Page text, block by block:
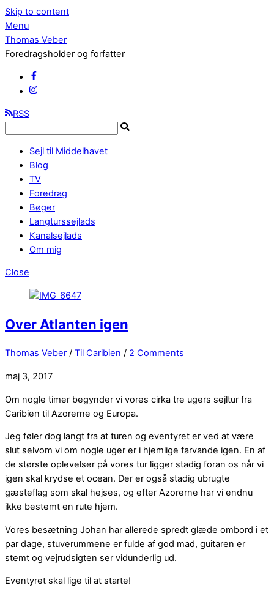
Skip to content
Menu
Thomas Veber
Foredragsholder og forfatter
RSS
Sejl til Middelhavet
Blog
TV
Foredrag
Bøger
Langturssejlads
Kanalsejlads
Om mig
Close
Over Atlanten igen
Thomas Veber / Til Caribien / 2 Comments
maj 3, 2017
Om nogle timer begynder vi vores cirka tre ugers sejltur fra
Caribien til Azorerne og Europa.
Jeg føler dog langt fra at turen og eventyret er ved at være
slut selvom vi om nogle uger er i hjemlige farvande igen. En af
de største oplevelser på vores tur ligger stadig foran os når vi
igen skal krydse et ocean. Der er også stadig ubrugte
gæsteflag som skal hejses, og efter Azorerne har vi endnu
ikke bestemt en rute hjem.
Vores besætning Johan har allerede spredt glæde ombord i et
par dage, stuverummene er fulde af god mad, guitaren er
stemt og vejrudsigten ser vidunderlig ud.
Eventyret skal lige til at starte!